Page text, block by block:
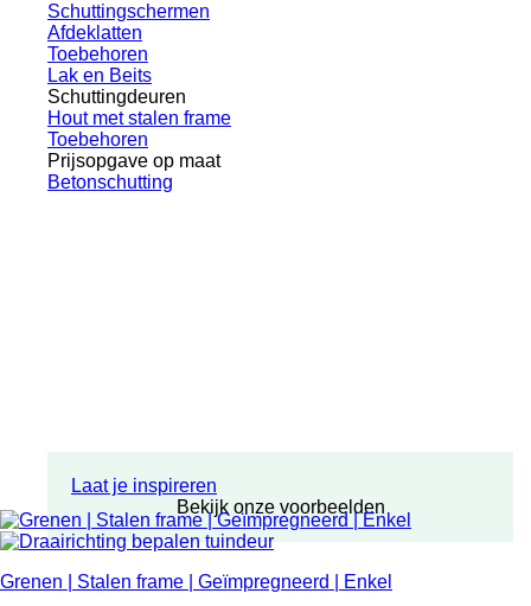
Schuttingschermen
Afdeklatten
Toebehoren
Lak en Beits
Schuttingdeuren
Hout met stalen frame
Toebehoren
Prijsopgave op maat
Betonschutting
Laat je inspireren
Bekijk onze voorbeelden
Grenen | Stalen frame | Geïmpregneerd | Enkel